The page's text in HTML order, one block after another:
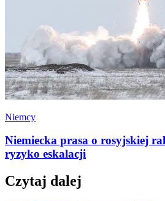
Niemcy
Niemiecka prasa o rosyjskiej
ryzyko eskalacji
Czytaj dalej